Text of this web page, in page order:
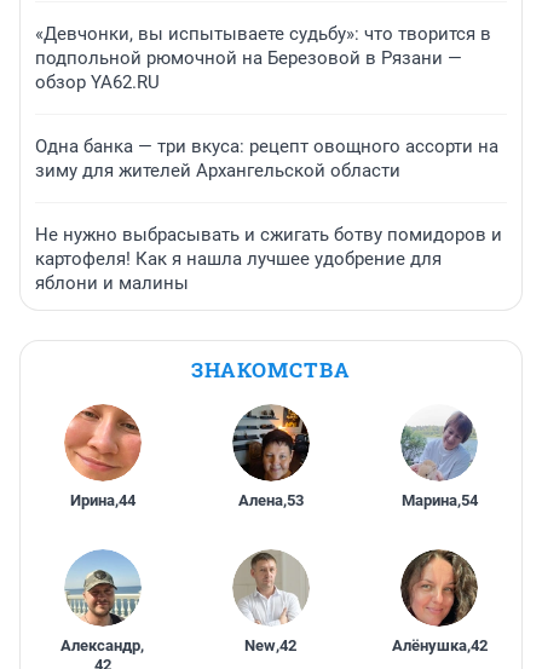
«Девчонки, вы испытываете судьбу»: что творится в
подпольной рюмочной на Березовой в Рязани —
обзор YA62.RU
Одна банка — три вкуса: рецепт овощного ассорти на
зиму для жителей Архангельской области
Не нужно выбрасывать и сжигать ботву помидоров и
картофеля! Как я нашла лучшее удобрение для
яблони и малины
ЗНАКОМСТВА
Ирина,44 Алена,53 Марина,54
Александр,
42
New,42 Алёнушка,42